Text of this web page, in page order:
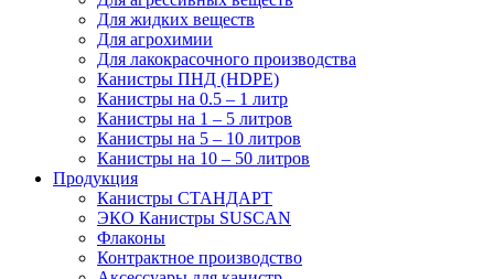
Для жидких веществ
Для агрохимии
Для лакокрасочного производства
Канистры ПНД (HDPE)
Канистры на 0.5 – 1 литр
Канистры на 1 – 5 литров
Канистры на 5 – 10 литров
Канистры на 10 – 50 литров
Продукция
Канистры СТАНДАРТ
ЭКО Канистры SUSCAN
Флаконы
Контрактное производство